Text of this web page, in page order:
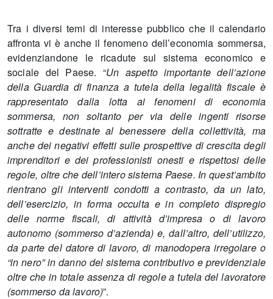
Tra i diversi temi di interesse pubblico che il calendario
affronta vi è anche il fenomeno dell’economia sommersa,
evidenziandone le ricadute sul sistema economico e
sociale del Paese. “Un aspetto importante dell’azione
della Guardia di finanza a tutela della legalità fiscale è
rappresentato dalla lotta ai fenomeni di economia
sommersa, non soltanto per via delle ingenti risorse
sottratte e destinate al benessere della collettività, ma
anche dei negativi effetti sulle prospettive di crescita degli
imprenditori e dei professionisti onesti e rispettosi delle
regole, oltre che dell’intero sistema Paese. In quest’ambito
rientrano gli interventi condotti a contrasto, da un lato,
dell’esercizio, in forma occulta e in completo dispregio
delle norme fiscali, di attività d’impresa o di lavoro
autonomo (sommerso d’azienda) e, dall’altro, dell’utilizzo,
da parte del datore di lavoro, di manodopera irregolare o
“in nero” in danno del sistema contributivo e previdenziale
oltre che in totale assenza di regole a tutela del lavoratore
(sommerso da lavoro)”.